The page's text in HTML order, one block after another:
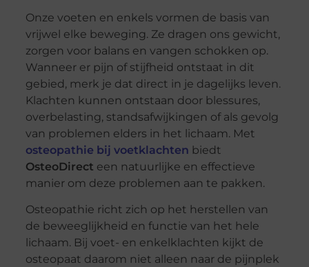
Onze voeten en enkels vormen de basis van
vrijwel elke beweging. Ze dragen ons gewicht,
zorgen voor balans en vangen schokken op.
Wanneer er pijn of stijfheid ontstaat in dit
gebied, merk je dat direct in je dagelijks leven.
Klachten kunnen ontstaan door blessures,
overbelasting, standsafwijkingen of als gevolg
van problemen elders in het lichaam. Met
osteopathie bij voetklachten biedt
OsteoDirect een natuurlijke en effectieve
manier om deze problemen aan te pakken.
Osteopathie richt zich op het herstellen van
de beweeglijkheid en functie van het hele
lichaam. Bij voet- en enkelklachten kijkt de
osteopaat daarom niet alleen naar de pijnplek